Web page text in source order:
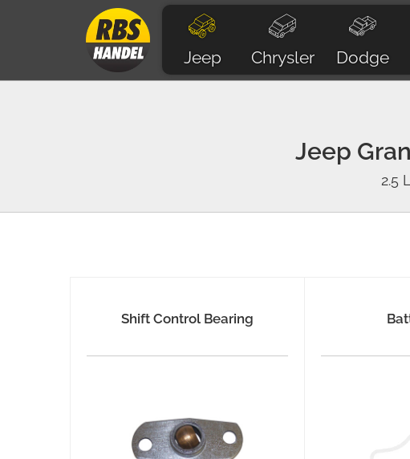
Jeep Chrysler Dodge
Jeep
2.5
Shift Control Bearing